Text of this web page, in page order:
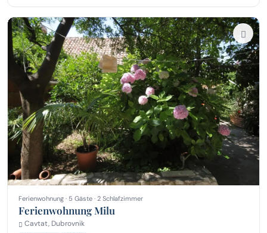
Ferienwohnung · 5 Gäste · 2 Schlafzimmer
Ferienwohnung Milu
Cavtat, Dubrovnik